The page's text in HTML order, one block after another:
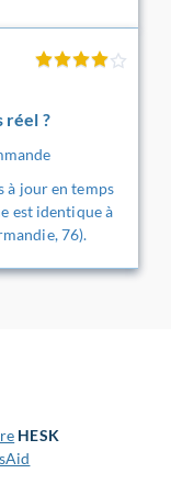
réel ?
à jour en temps
est identique à
76).
HESK